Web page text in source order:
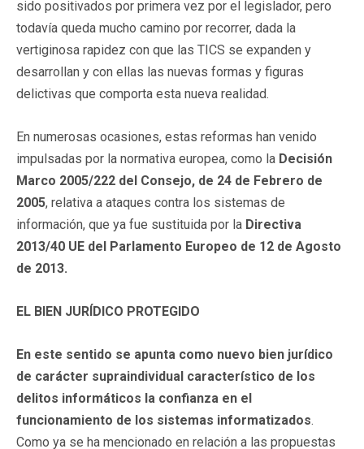
sido positivados por primera vez por el legislador, pero
todavía queda mucho camino por recorrer, dada la
vertiginosa rapidez con que las TICS se expanden y
desarrollan y con ellas las nuevas formas y figuras
delictivas que comporta esta nueva realidad.
En numerosas ocasiones, estas reformas han venido
impulsadas por la normativa europea, como la Decisión
Marco 2005/222 del Consejo, de 24 de Febrero de
2005, relativa a ataques contra los sistemas de
información, que ya fue sustituida por la Directiva
2013/40 UE del Parlamento Europeo de 12 de Agosto
de 2013.
EL BIEN JURÍDICO PROTEGIDO
En este sentido se apunta como nuevo bien jurídico
de carácter supraindividual característico de los
delitos informáticos la confianza en el
funcionamiento de los sistemas informatizados.
Como ya se ha mencionado en relación a las propuestas